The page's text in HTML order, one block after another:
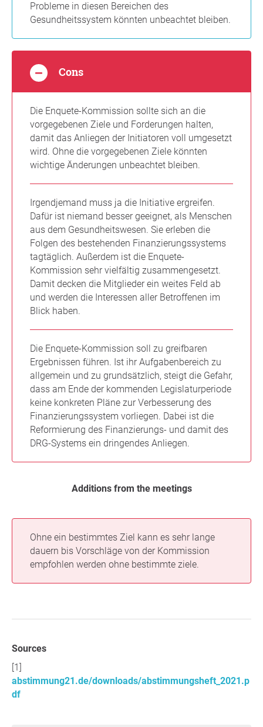
Probleme in diesen Bereichen des
Gesundheitssystem könnten unbeachtet bleiben.
Cons
Die Enquete-Kommission sollte sich an die
vorgegebenen Ziele und Forderungen halten,
damit das Anliegen der Initiatoren voll umgesetzt
wird. Ohne die vorgegebenen Ziele könnten
wichtige Änderungen unbeachtet bleiben.
Irgendjemand muss ja die Initiative ergreifen.
Dafür ist niemand besser geeignet, als Menschen
aus dem Gesundheitswesen. Sie erleben die
Folgen des bestehenden Finanzierungssystems
tagtäglich. Außerdem ist die Enquete-
Kommission sehr vielfältig zusammengesetzt.
Damit decken die Mitglieder ein weites Feld ab
und werden die Interessen aller Betroffenen im
Blick haben.
Die Enquete-Kommission soll zu greifbaren
Ergebnissen führen. Ist ihr Aufgabenbereich zu
allgemein und zu grundsätzlich, steigt die Gefahr,
dass am Ende der kommenden Legislaturperiode
keine konkreten Pläne zur Verbesserung des
Finanzierungssystem vorliegen. Dabei ist die
Reformierung des Finanzierungs- und damit des
DRG-Systems ein dringendes Anliegen.
Additions from the meetings
Ohne ein bestimmtes Ziel kann es sehr lange
dauern bis Vorschläge von der Kommission
empfohlen werden ohne bestimmte ziele.
Sources
abstimmung21.de/downloads/abstimmungsheft_2021.p
df